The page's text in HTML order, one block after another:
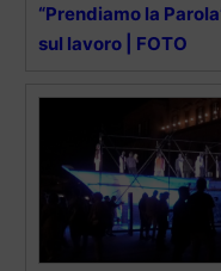
“Prendiamo la
sul lavoro | FOTO